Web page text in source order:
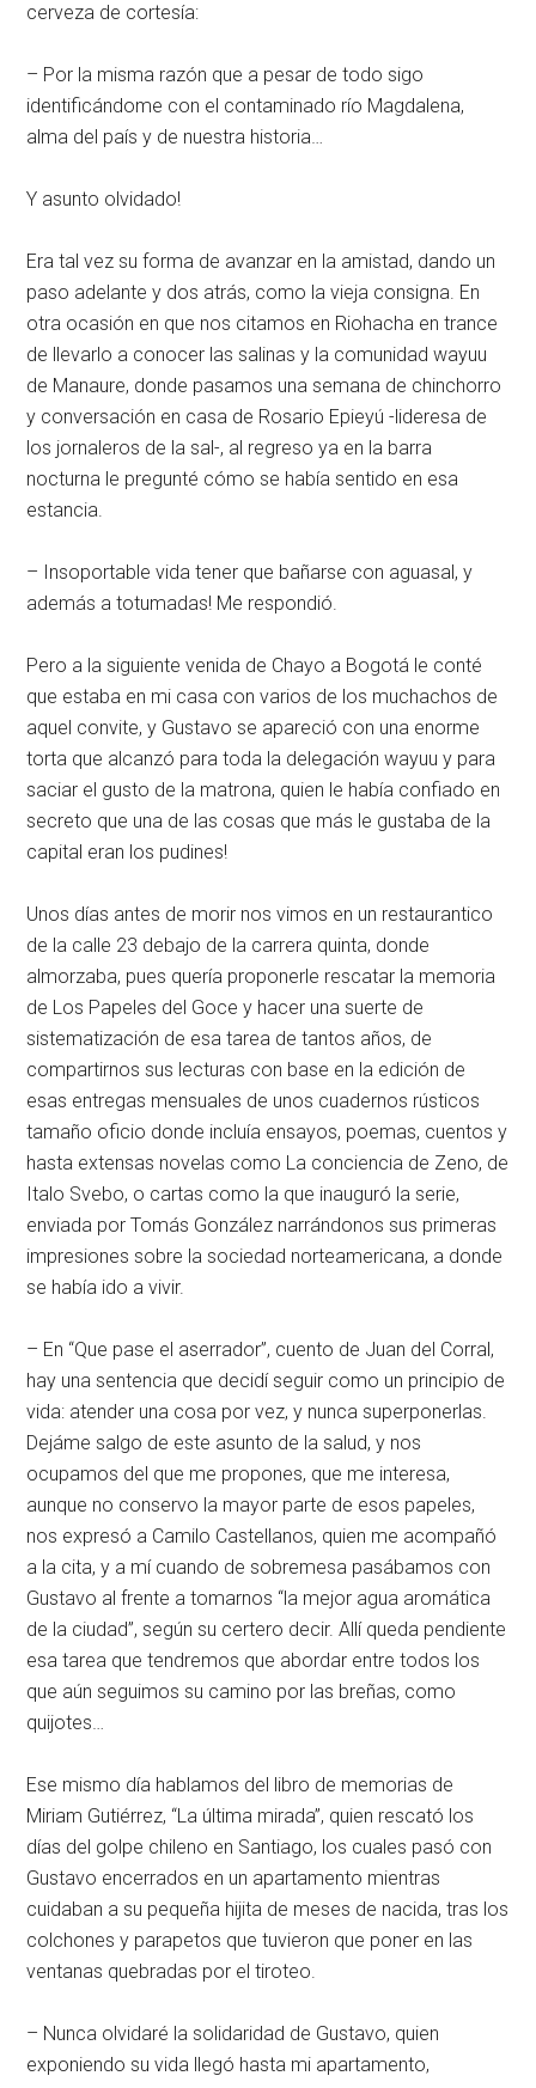
cerveza de cortesía:
– Por la misma razón que a pesar de todo sigo
identificándome con el contaminado río Magdalena,
alma del país y de nuestra historia…
Y asunto olvidado!
Era tal vez su forma de avanzar en la amistad, dando un
paso adelante y dos atrás, como la vieja consigna. En
otra ocasión en que nos citamos en Riohacha en trance
de llevarlo a conocer las salinas y la comunidad wayuu
de Manaure, donde pasamos una semana de chinchorro
y conversación en casa de Rosario Epieyú -lideresa de
los jornaleros de la sal-, al regreso ya en la barra
nocturna le pregunté cómo se había sentido en esa
estancia.
– Insoportable vida tener que bañarse con aguasal, y
además a totumadas! Me respondió.
Pero a la siguiente venida de Chayo a Bogotá le conté
que estaba en mi casa con varios de los muchachos de
aquel convite, y Gustavo se apareció con una enorme
torta que alcanzó para toda la delegación wayuu y para
saciar el gusto de la matrona, quien le había confiado en
secreto que una de las cosas que más le gustaba de la
capital eran los pudines!
Unos días antes de morir nos vimos en un restaurantico
de la calle 23 debajo de la carrera quinta, donde
almorzaba, pues quería proponerle rescatar la memoria
de Los Papeles del Goce y hacer una suerte de
sistematización de esa tarea de tantos años, de
compartirnos sus lecturas con base en la edición de
esas entregas mensuales de unos cuadernos rústicos
tamaño oficio donde incluía ensayos, poemas, cuentos y
hasta extensas novelas como La conciencia de Zeno, de
Italo Svebo, o cartas como la que inauguró la serie,
enviada por Tomás González narrándonos sus primeras
impresiones sobre la sociedad norteamericana, a donde
se había ido a vivir.
– En “Que pase el aserrador”, cuento de Juan del Corral,
hay una sentencia que decidí seguir como un principio de
vida: atender una cosa por vez, y nunca superponerlas.
Dejáme salgo de este asunto de la salud, y nos
ocupamos del que me propones, que me interesa,
aunque no conservo la mayor parte de esos papeles,
nos expresó a Camilo Castellanos, quien me acompañó
a la cita, y a mí cuando de sobremesa pasábamos con
Gustavo al frente a tomarnos “la mejor agua aromática
de la ciudad”, según su certero decir. Allí queda pendiente
esa tarea que tendremos que abordar entre todos los
que aún seguimos su camino por las breñas, como
quijotes…
Ese mismo día hablamos del libro de memorias de
Miriam Gutiérrez, “La última mirada”, quien rescató los
días del golpe chileno en Santiago, los cuales pasó con
Gustavo encerrados en un apartamento mientras
cuidaban a su pequeña hijita de meses de nacida, tras los
colchones y parapetos que tuvieron que poner en las
ventanas quebradas por el tiroteo.
– Nunca olvidaré la solidaridad de Gustavo, quien
exponiendo su vida llegó hasta mi apartamento,